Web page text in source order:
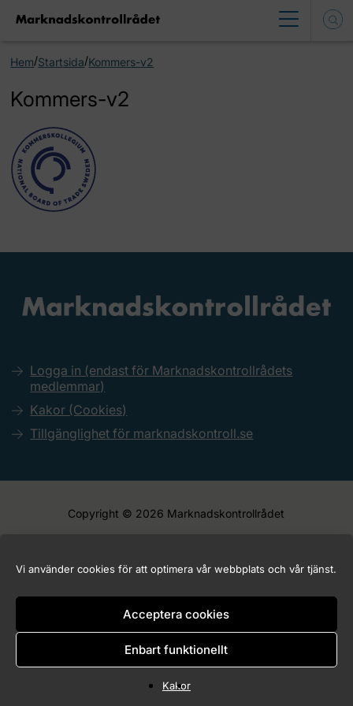
Vi använder cookies för att optimera vår webbplats och vår tjänst.
Acceptera cookies
Enbart funktionellt
Kakor
Hem/Startsida/Kommers-v2
Kommers-v2
Logga in (endast för Marknadskontrollrådets
medlemmar)
Kakor (Cookies)
Tillgänglighet för marknadskontroll.se
Copyright © 2026 Marknadskontrollrådet